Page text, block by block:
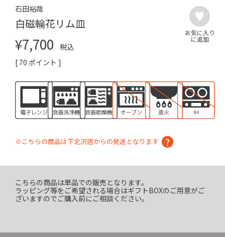
石田裕哉
白磁輪花リム皿
¥7,700
税込
[ 70 ポイント ]
※こちらの商品は下北沢店からの発送となります
こちらの商品は単品での販売となります。
ラッピング等をご希望される場合はギフトBOXのご用意がご
ざいますのでご購入前にご相談ください。